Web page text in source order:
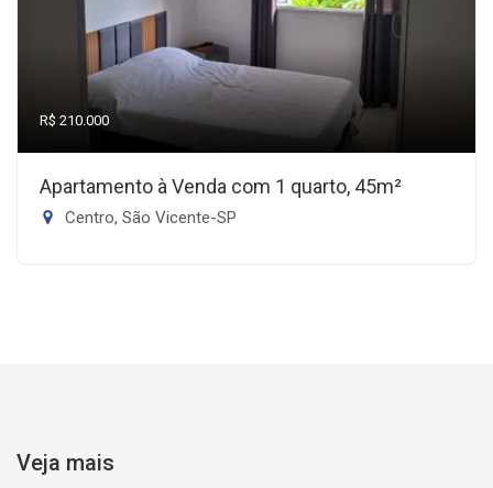
R$ 210.000
Apartamento à Venda com 1 quarto, 45m²
Centro, São Vicente-SP
Veja mais